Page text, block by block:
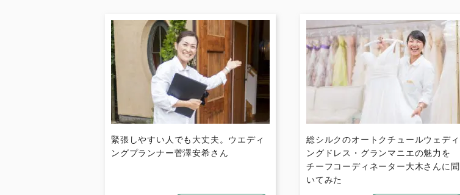
緊張しやすい人でも大丈夫。ウエディ
ングプランナー菅澤安希さん
総シルクのオートクチュールウェディ
ングドレス・グランマニエの魅力を
チーフコーディネーター大木さんに聞
いてみた